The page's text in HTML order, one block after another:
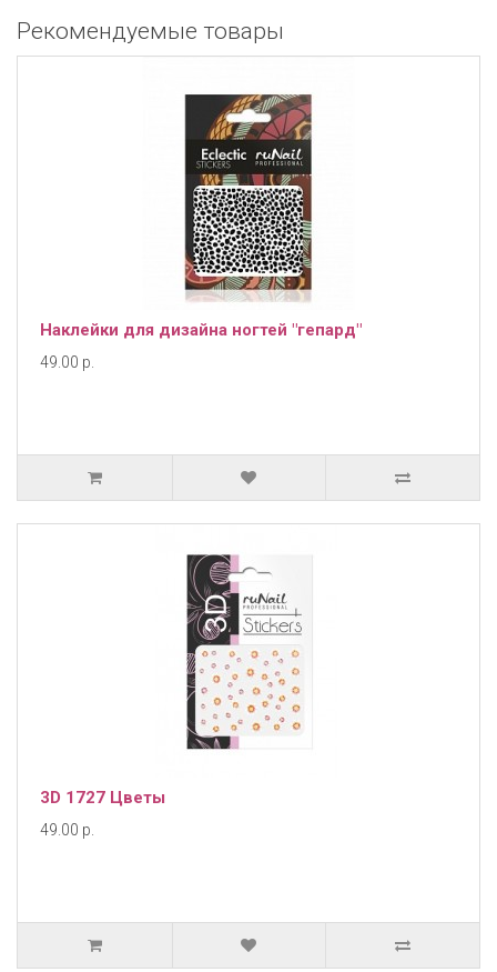
Рекомендуемые товары
Наклейки для дизайна ногтей "гепард"
49.00 р.
3D 1727 Цветы
49.00 р.